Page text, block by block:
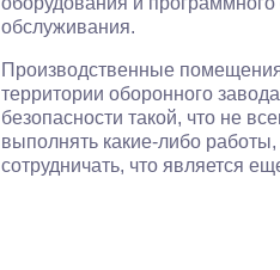
обслуживания.
Производственные
территории оборонного
безопасности такой, что не
выполнять какие-либо
сотрудничать, что является